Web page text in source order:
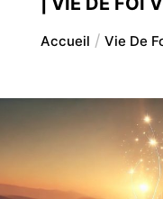
Accueil Vie De